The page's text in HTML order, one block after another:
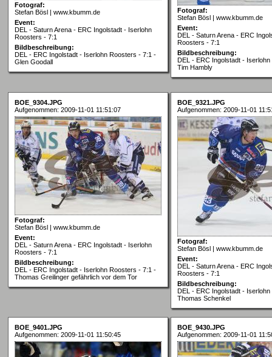
Fotograf:
Stefan Bösl | www.kbumm.de
Event:
DEL - Saturn Arena - ERC Ingolstadt - Iserlohn
Roosters - 7:1
Bildbeschreibung:
DEL - ERC Ingolstadt - Iserlohn Roosters - 7:1 -
Glen Goodall
Fotograf:
Stefan Bösl | www.kbumm.de
Event:
DEL - Saturn Arena - ERC
Roosters - 7:1
Bildbeschreibung:
DEL - ERC Ingolstadt -
Tim Hambly
BOE_9304.JPG
Aufgenommen: 2009-11-01 11:51:07
Fotograf:
Stefan Bösl | www.kbumm.de
Event:
DEL - Saturn Arena - ERC Ingolstadt - Iserlohn
Roosters - 7:1
Bildbeschreibung:
DEL - ERC Ingolstadt - Iserlohn Roosters - 7:1 -
Thomas Greilinger gefährlich vor dem Tor
BOE_9321.JPG
Aufgenommen: 2009-11-01
Fotograf:
Stefan Bösl | www.kbumm.de
Event:
DEL - Saturn Arena - ERC
Roosters - 7:1
Bildbeschreibung:
DEL - ERC Ingolstadt -
Thomas Schenkel
BOE_9401.JPG
Aufgenommen: 2009-11-01 11:50:45
BOE_9430.JPG
Aufgenommen: 2009-11-01